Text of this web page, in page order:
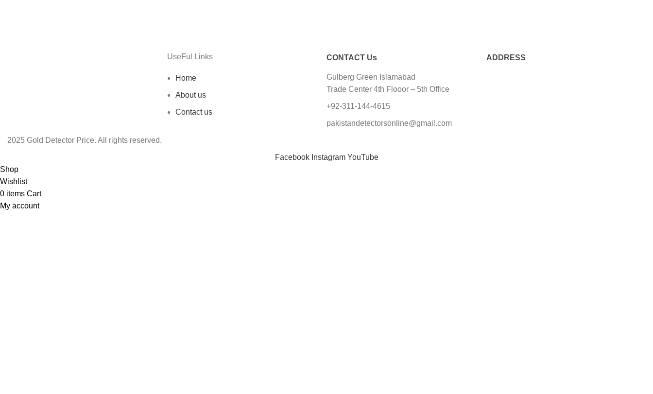
UseFul Links
Home
About us
Contact us
CONTACT Us
Gulberg Green Islamabad
Trade Center 4th Flooor – 5th Office
+92-311-144-4615
pakistandetectorsonline@gmail.com
ADDRESS
2025 Gold Detector Price. All rights reserved.
Facebook Instagram YouTube
Shop
Wishlist
0 items Cart
My account